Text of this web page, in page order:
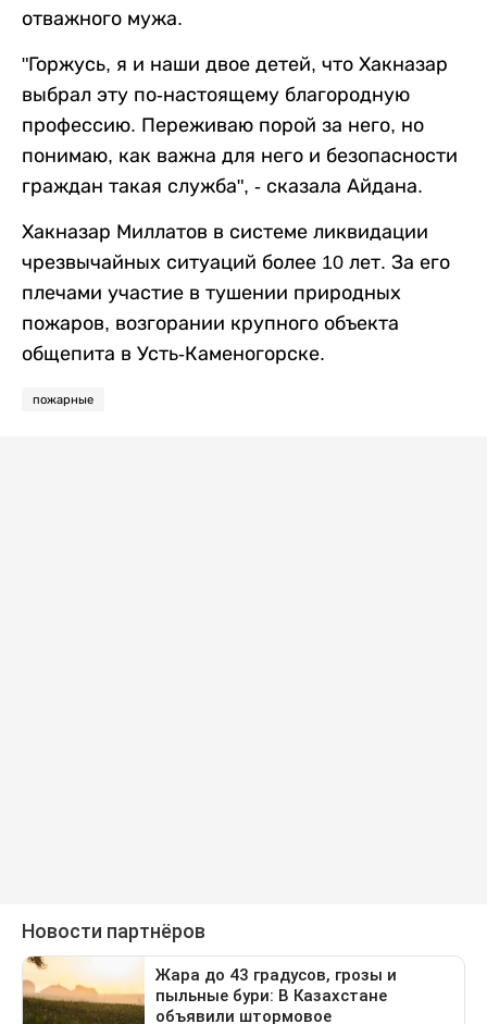
отважного мужа.
"Горжусь, я и наши двое детей, что Хакназар
выбрал эту по-настоящему благородную
профессию. Переживаю порой за него, но
понимаю, как важна для него и безопасности
граждан такая служба", - сказала Айдана.
Хакназар Миллатов в системе ликвидации
чрезвычайных ситуаций более 10 лет. За его
плечами участие в тушении природных
пожаров, возгорании крупного объекта
общепита в Усть-Каменогорске.
пожарные